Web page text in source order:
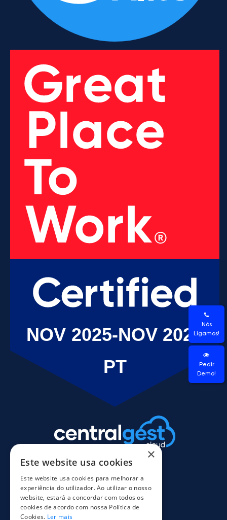
Nós
Ligamos!
Pedir
Demo!
×
Este website usa cookies
Este website usa cookies para melhorar a
experiência do utilizador. Ao utilizar o nosso
website, estará a concordar com todos os
cookies de acordo com nossa Política de
Cookies. Ler mais